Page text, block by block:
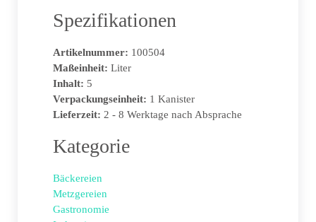
Spezifikationen
Artikelnummer: 100504
Maßeinheit: Liter
Inhalt: 5
Verpackungseinheit: 1 Kanister
Lieferzeit: 2 - 8 Werktage nach Absprache
Kategorie
Bäckereien
Metzgereien
Gastronomie